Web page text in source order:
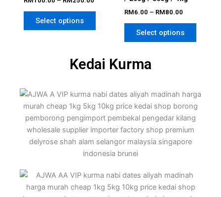
Select options
RM6.00 – RM80.00
Select options
Kedai Kurma